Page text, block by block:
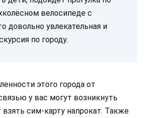
велосипеде с
довольно увлекательная и
по городу.
этого города от
у вас могут возникнуть
сим-карту напрокат. Также